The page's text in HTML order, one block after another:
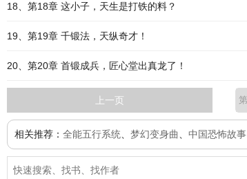
18、第18章 这小子，天生是打铁的料？
19、第19章 千锻法，天纵奇才！
20、第20章 首锻成兵，匠心堂出真龙了！
上一页
相关推荐： 全能五行系统 梦幻变身曲 中国恐怖故事